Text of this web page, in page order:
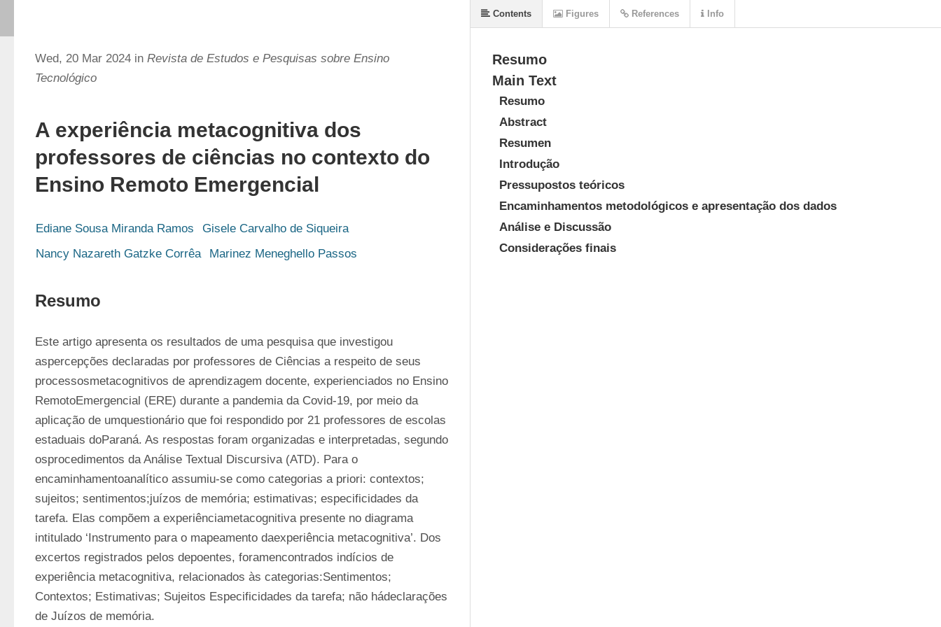
Wed, 20 Mar 2024 in Revista de Estudos e Pesquisas sobre Ensino
Tecnológico
A experiência metacognitiva dos
professores de ciências no contexto do
Ensino Remoto Emergencial
Ediane Sousa Miranda Ramos
Gisele Carvalho de Siqueira
Nancy Nazareth Gatzke Corrêa
Marinez Meneghello Passos
Resumo
Este artigo apresenta os resultados de uma pesquisa que investigou
aspercepções declaradas por professores de Ciências a respeito de seus
processosmetacognitivos de aprendizagem docente, experienciados no Ensino
RemotoEmergencial (ERE) durante a pandemia da Covid-19, por meio da
aplicação de umquestionário que foi respondido por 21 professores de escolas
estaduais doParaná. As respostas foram organizadas e interpretadas, segundo
osprocedimentos da Análise Textual Discursiva (ATD). Para o
encaminhamentoanalítico assumiu-se como categorias a priori: contextos;
sujeitos; sentimentos;juízos de memória; estimativas; especificidades da
tarefa. Elas compõem a experiênciametacognitiva presente no diagrama
intitulado ‘Instrumento para o mapeamento daexperiência metacognitiva’. Dos
excertos registrados pelos depoentes, foramencontrados indícios de
experiência metacognitiva, relacionados às categorias:Sentimentos;
Contextos; Estimativas; Sujeitos Especificidades da tarefa; não hádeclarações
de Juízos de memória.
Resumo
Main Text
Resumo
Abstract
Resumen
Introdução
Pressupostos teóricos
Encaminhamentos metodológicos e apresentação dos dados
Análise e Discussão
Considerações finais
Contents Figures References Info